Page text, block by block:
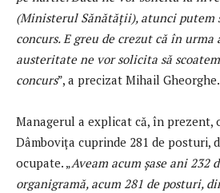
(Ministerul Sănătății), atunci putem
concurs. E greu de crezut că în urma
austeritate ne vor solicita să
concurs”, a precizat Mihail Gheorghe.
Managerul a explicat că, în prezent,
Dâmbovița cuprinde 281 de posturi,
ocupate. „Aveam acum șase ani 232
organigramă, acum 281 de posturi,